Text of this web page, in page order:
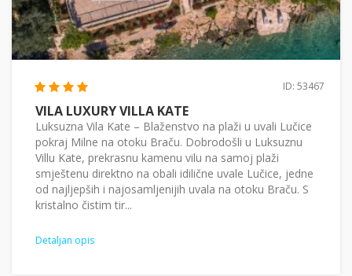
ID: 53467
VILA LUXURY VILLA KATE
Luksuzna Vila Kate – Blaženstvo na plaži u uvali Lučice
pokraj Milne na otoku Braču. Dobrodošli u Luksuznu
Villu Kate, prekrasnu kamenu vilu na samoj plaži
smještenu direktno na obali idilične uvale Lučice, jedne
od najljepših i najosamljenijih uvala na otoku Braču. S
kristalno čistim tir...
Detaljan opis